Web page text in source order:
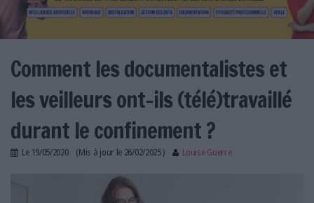
VIE NUMÉRIQUE
NUMÉRIQUE RESPONSABLE
LES NEWSLETTERS
LE MAGAZINE
LES GUIDES PRATIQUES
LES BASES DE DONNÉES
Comment les documentalistes et
les veilleurs ont-ils (télé)travaillé
durant le confinement ?
Le 19/05/2020 (Mis à jour le 26/02/2025) Louise Guerre